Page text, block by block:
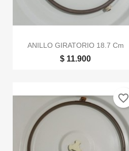
Vista rápida
ANILLO GIRATORIO 18.7 Cm
$ 11.900
favorite_border